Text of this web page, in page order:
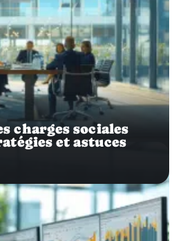
charges sociales
et astuces